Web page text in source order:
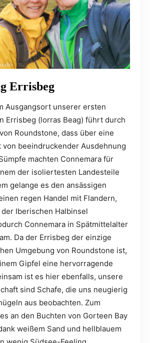
Errisbeg
Ausgangsort unserer ersten
Errisbeg (lorras Beag) führt durch
Roundstone, dass über eine
von beeindruckender Ausdehnung
machten Connemara für
der isoliertesten Landesteile
gelange es den ansässigen
regen Handel mit Flandern,
Iberischen Halbinsel
Connemara in Spätmittelalter
Da der Errisbeg der einzige
Umgebung von Roundstone ist,
Gipfel eine hervorragende
ist es hier ebenfalls, unsere
sind Schafe, die uns neugierig
aus beobachten. Zum
an den Buchten von Gorteen Bay
weißem Sand und hellblauem